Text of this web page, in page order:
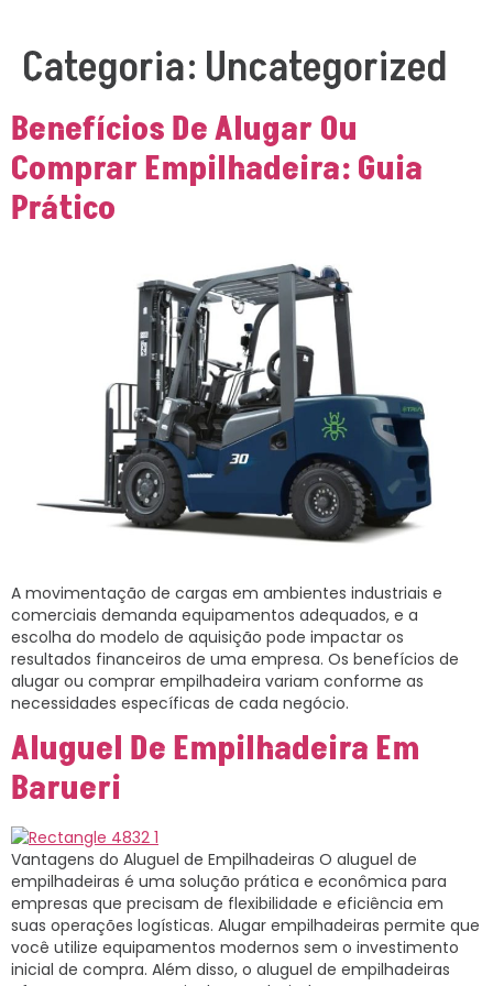
Categoria: Uncategorized
Benefícios De Alugar Ou
Comprar Empilhadeira: Guia
Prático
A movimentação de cargas em ambientes industriais e
comerciais demanda equipamentos adequados, e a
escolha do modelo de aquisição pode impactar os
resultados financeiros de uma empresa. Os benefícios de
alugar ou comprar empilhadeira variam conforme as
necessidades específicas de cada negócio.
Aluguel De Empilhadeira Em
Barueri
Vantagens do Aluguel de Empilhadeiras O aluguel de
empilhadeiras é uma solução prática e econômica para
empresas que precisam de flexibilidade e eficiência em
suas operações logísticas. Alugar empilhadeiras permite que
você utilize equipamentos modernos sem o investimento
inicial de compra. Além disso, o aluguel de empilhadeiras